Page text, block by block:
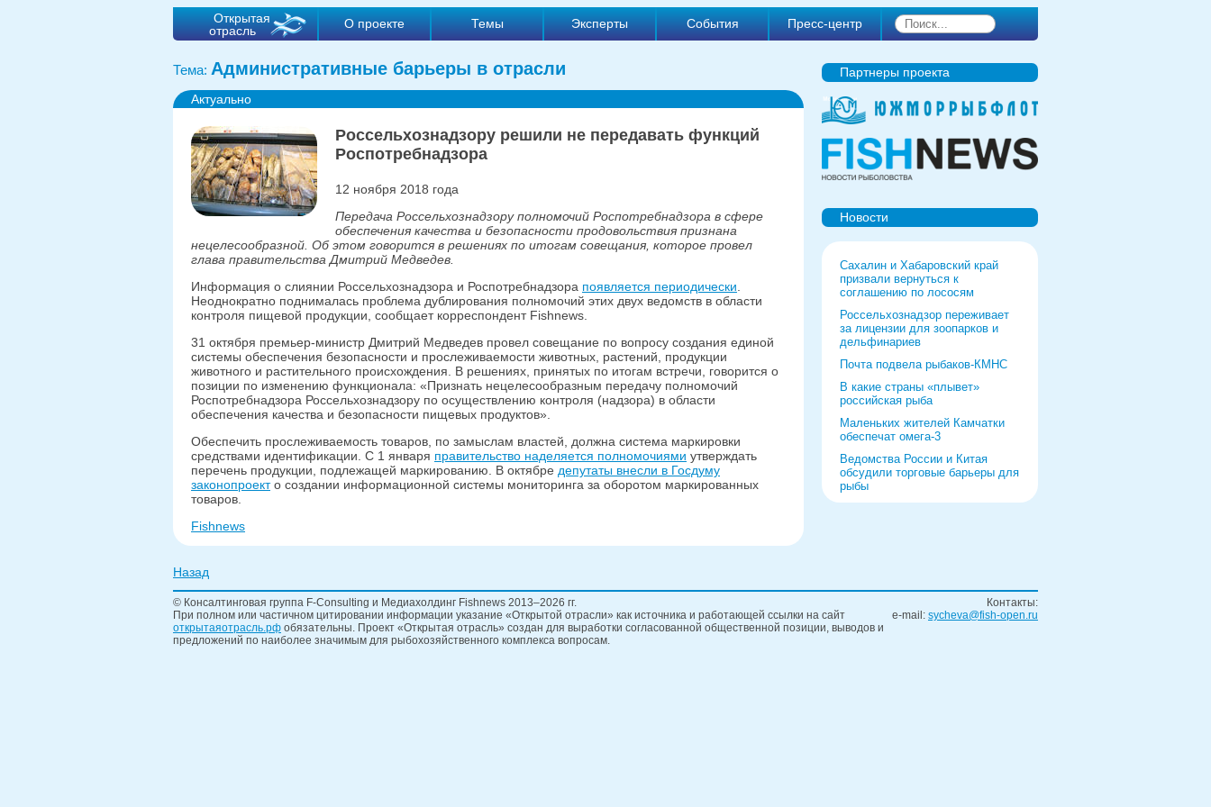
Открытая
отрасль
О проекте Темы Эксперты События Пресс-центр
Тема: Административные барьеры в отрасли
Актуально
Россельхознадзору решили не передавать функций
Роспотребнадзора
12 ноября 2018 года
Передача Россельхознадзору полномочий Роспотребнадзора в сфере
обеспечения качества и безопасности продовольствия признана
нецелесообразной. Об этом говорится в решениях по итогам совещания, которое провел
глава правительства Дмитрий Медведев.
Информация о слиянии Россельхознадзора и Роспотребнадзора появляется периодически
Неоднократно поднималась проблема дублирования полномочий этих двух ведомств в области
контроля пищевой продукции, сообщает корреспондент Fishnews.
31 октября премьер-министр Дмитрий Медведев провел совещание по вопросу создания единой
системы обеспечения безопасности и прослеживаемости животных, растений, продукции
животного и растительного происхождения. В решениях, принятых по итогам встречи, говорится о
позиции по изменению функционала: «Признать нецелесообразным передачу полномочий
Роспотребнадзора Россельхознадзору по осуществлению контроля (надзора) в области
обеспечения качества и безопасности пищевых продуктов».
Обеспечить прослеживаемость товаров, по замыслам властей, должна система маркировки
средствами идентификации. С 1 января правительство наделяется полномочиями утверждать
перечень продукции, подлежащей маркированию. В октябре депутаты внесли в Госдуму
законопроекто создании информационной системы мониторинга за оборотом маркированных
товаров.
Fishnews
Назад
Партнеры проекта
Новости
Сахалин и Хабаровский край
призвали вернуться к
соглашению по лососям
Россельхознадзор переживает
за лицензии для зоопарков и
дельфинариев
Почта подвела рыбаков-КМНС
В какие страны «плывет»
российская рыба
Маленьких жителей Камчатки
обеспечат омега-3
Ведомства России и Китая
обсудили торговые барьеры для
рыбы
видов продукции
Ремонт судна за границей
обернулся уголовным делом
© Консалтинговая группа F-Consulting и Медиахолдинг Fishnews 2013–2026 гг.
При полном или частичном цитировании информации указание «Открытой отрасли» как источника и работающей ссылки на сайт
открытаяотрасль.рф обязательны. Проект «Открытая отрасль» создан для выработки согласованной общественной позиции, выводов и
предложений по наиболее значимым для рыбохозяйственного комплекса вопросам.
Контакты:
e-mail: sycheva@fish-open.ru